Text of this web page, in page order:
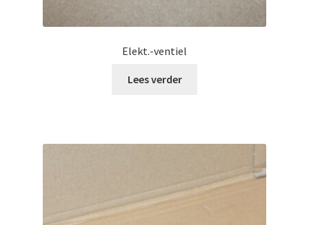
Elekt.-ventiel
Lees verder